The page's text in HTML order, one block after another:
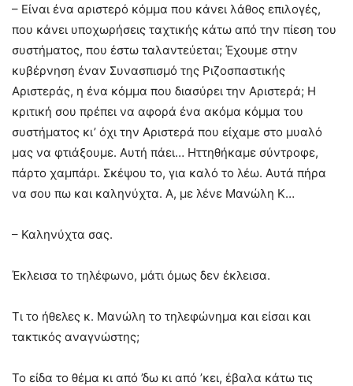
– Είναι ένα αριστερό κόμμα που κάνει λάθος επιλογές,
που κάνει υποχωρήσεις ταχτικής κάτω από την πίεση του
συστήματος, που έστω ταλαντεύεται; Έχουμε στην
κυβέρνηση έναν Συνασπισμό της Ριζοσπαστικής
Αριστεράς, η ένα κόμμα που διασύρει την Αριστερά; Η
κριτική σου πρέπει να αφορά ένα ακόμα κόμμα του
συστήματος κι’ όχι την Αριστερά που είχαμε στο μυαλό
μας να φτιάξουμε. Αυτή πάει… Ηττηθήκαμε σύντροφε,
πάρτο χαμπάρι. Σκέψου το, για καλό το λέω. Αυτά πήρα
να σου πω και καληνύχτα. Α, με λένε Μανώλη Κ…
– Καληνύχτα σας.
Έκλεισα το τηλέφωνο, μάτι όμως δεν έκλεισα.
Τι το ήθελες κ. Μανώλη το τηλεφώνημα και είσαι και
τακτικός αναγνώστης;
Το είδα το θέμα κι από ’δω κι από ’κει, έβαλα κάτω τις